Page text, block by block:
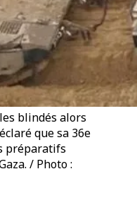
blindés alors
que sa 36e
préparatifs
/ Photo :